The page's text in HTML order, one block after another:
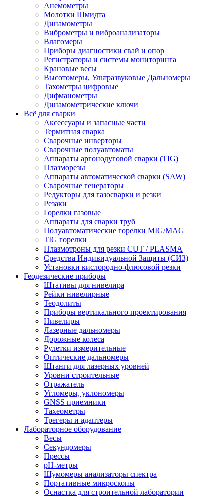
Анемометры
Молотки Шмидта
Динамометры
Виброметры и виброанализаторы
Влагомеры
Приборы диагностики свай и опор
Регистраторы и системы мониторинга
Крановые весы
Высотомеры, Ультразвуковые Дальномеры
Тахометры цифровые
Дифманометры
Динамометрические ключи
Всё для сварки
Аксессуары и запасные части
Термитная сварка
Сварочные инверторы
Сварочные полуавтоматы
Аппараты аргонодуговой сварки (TIG)
Плазморезы
Аппараты автоматической сварки (SAW)
Сварочные генераторы
Редукторы для газосварки и резки
Резаки
Горелки газовые
Аппараты для сварки труб
Полуавтоматические горелки MIG/MAG
TIG горелки
Плазмотроны для резки CUT / PLASMA
Средства Индивидуальной Защиты (СИЗ)
Установки кислородно-флюсовой резки
Геодезические приборы
Штативы для нивелира
Рейки нивелирные
Теодолиты
Приборы вертикального проектирования
Нивелиры
Лазерные дальномеры
Дорожные колеса
Рулетки измерительные
Оптические дальномеры
Штанги для лазерных уровней
Уровни строительные
Отражатель
Угломеры, уклономеры
GNSS приемники
Тахеометры
Трегеры и адаптеры
Лабораторное оборудование
Весы
Секундомеры
Прессы
pH-метры
Шумомеры анализаторы спектра
Портативные микроскопы
Оснастка для строительной лаборатории